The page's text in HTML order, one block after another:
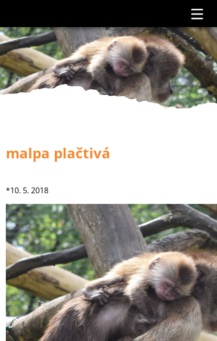
malpa plačtivá
*10. 5. 2018